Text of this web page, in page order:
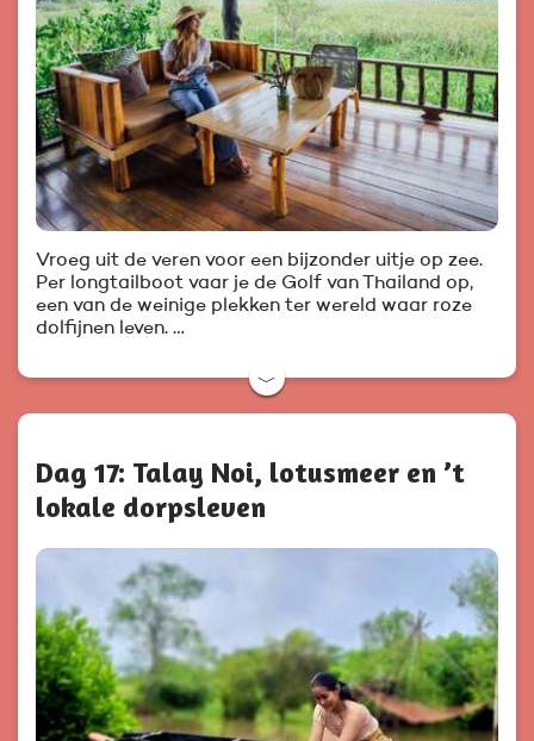
Vroeg uit de veren voor een bijzonder uitje op zee.
Per longtailboot vaar je de Golf van Thailand op,
een van de weinige plekken ter wereld waar roze
dolfijnen leven. …
﹀
Dag 17: Talay Noi, lotusmeer en ’t
lokale dorpsleven